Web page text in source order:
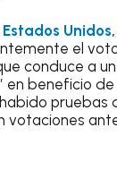
Estados
el
conduce a
en beneficio de
pruebas
votaciones